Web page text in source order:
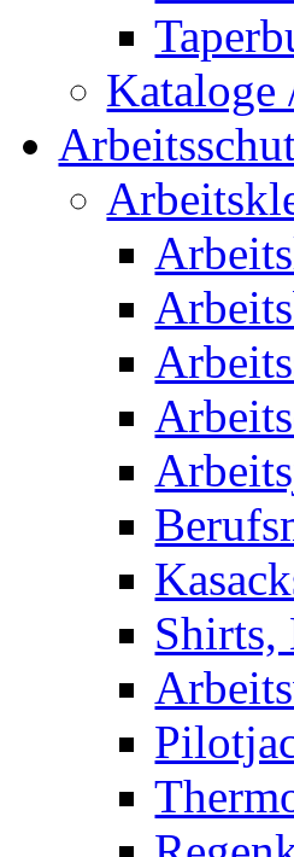
Kataloge
Shirts,